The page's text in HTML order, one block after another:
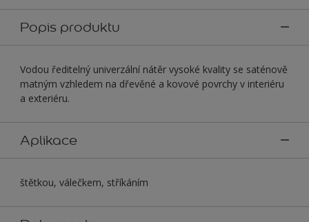
Popis produktu
Vodou ředitelný univerzální nátěr vysoké kvality se saténově
matným vzhledem na dřevěné a kovové povrchy v interiéru
a exteriéru.
Aplikace
štětkou, válečkem, stříkáním